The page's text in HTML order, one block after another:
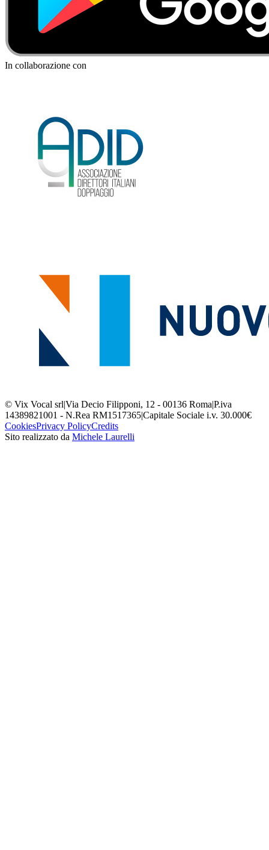
In collaborazione con
© Vix Vocal srl|Via Decio Filipponi, 12 - 00136 Roma|P.iva
14389821001 - N.Rea RM1517365|Capitale Sociale i.v. 30.000€
CookiesPrivacy PolicyCredits
Sito realizzato da Michele Laurelli